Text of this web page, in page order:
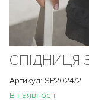
СПІДНИЦЯ
Артикул: SP2024/2
В наявності